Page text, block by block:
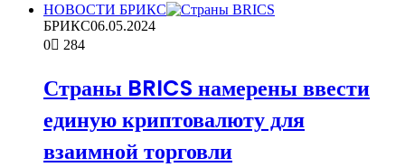
НОВОСТИ БРИКС
БРИКС06.05.2024
0
284
Страны BRICS намерены ввести
единую криптовалюту для
взаимной торговли